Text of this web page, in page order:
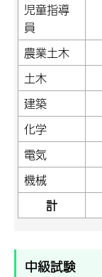
児童指導
員
農業土木
土木
建築
化学
電気
機械
計
中級試験